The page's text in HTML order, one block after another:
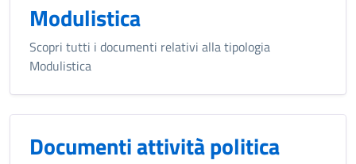
Modulistica
Scopri tutti i documenti relativi alla tipologia
Modulistica
Documenti attività politica